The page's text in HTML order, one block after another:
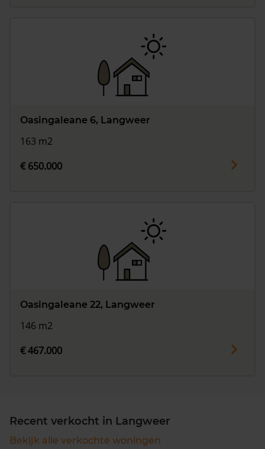
Oasingaleane 6, Langweer
163 m2
€ 650.000
Oasingaleane 22, Langweer
146 m2
€ 467.000
Recent verkocht in Langweer
Bekijk alle verkochte woningen